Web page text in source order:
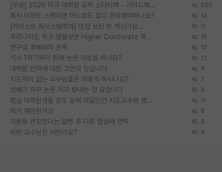
[무료] 2026 미국 대학원 유학 스타터팩 - 가이드북 & 합격자 컨택메일 템플릿 656
혹시 이정도 스펙이면 어느정도 잡고 준비해야하나요? 14
[카이스트 AI시스템학과] 면접 보신 분 계신가요... 11
우리나라도 학구 열풍보면 Higher Doctorate 학위가 필요하다고 봅니다. 16
연구실 후배와의 관계 10
석사 1학기부터 원래 논문 작성을 하나요? 21
대학원 진학에 대한 고민이 있습니다. 6
지도력이 없는 교수님들은 어떻게 하시나요? 7
선배가 자꾸 논문 저자 탐내는 것 같습니다 6
랩실 대학원생들 모두 능력 미달인건 지도교수의 영향 아닌가? 11
제가 예민한가요 8
지원을 권장한다는 답변 후 다른 랩실에 연락 6
이런 교수님은 어떤가요? 8